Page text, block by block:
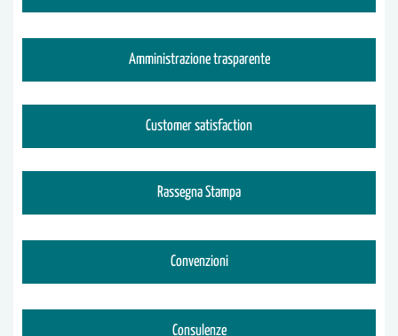
Amministrazione trasparente
Customer satisfaction
Rassegna Stampa
Convenzioni
Consulenze